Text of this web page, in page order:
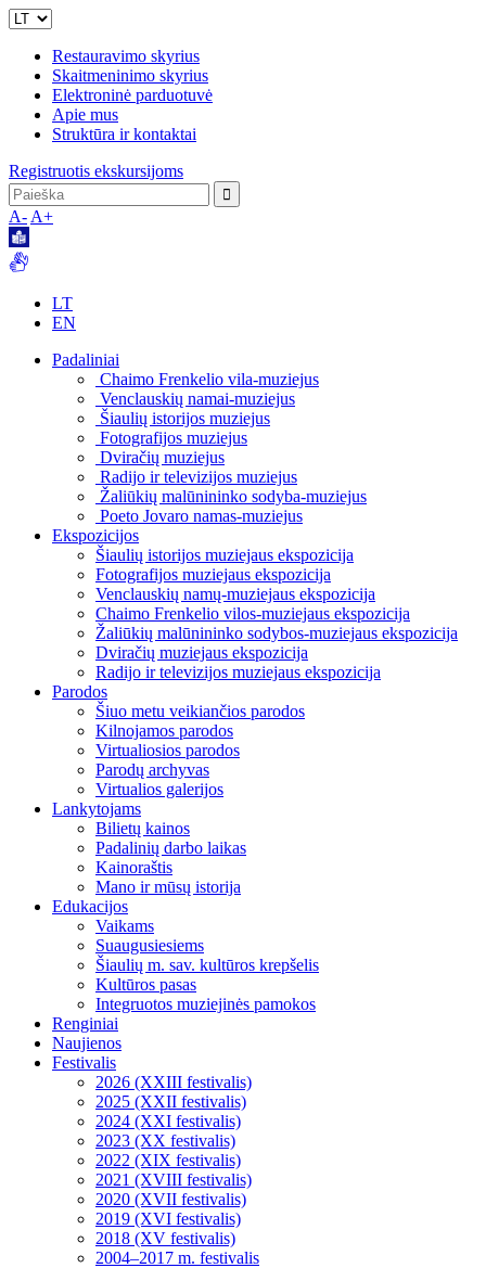
Restauravimo skyrius
Skaitmeninimo skyrius
Elektroninė parduotuvė
Apie mus
Struktūra ir kontaktai
Registruotis ekskursijoms
A- A+
LT
EN
Padaliniai
Chaimo Frenkelio vila-muziejus
Venclauskių namai-muziejus
Šiaulių istorijos muziejus
Fotografijos muziejus
Dviračių muziejus
Radijo ir televizijos muziejus
Žaliūkių malūnininko sodyba-muziejus
Poeto Jovaro namas-muziejus
Ekspozicijos
Šiaulių istorijos muziejaus ekspozicija
Fotografijos muziejaus ekspozicija
Venclauskių namų-muziejaus ekspozicija
Chaimo Frenkelio vilos-muziejaus ekspozicija
Žaliūkių malūnininko sodybos-muziejaus ekspozicija
Dviračių muziejaus ekspozicija
Radijo ir televizijos muziejaus ekspozicija
Parodos
Šiuo metu veikiančios parodos
Kilnojamos parodos
Virtualiosios parodos
Parodų archyvas
Virtualios galerijos
Lankytojams
Bilietų kainos
Padalinių darbo laikas
Kainoraštis
Mano ir mūsų istorija
Edukacijos
Vaikams
Suaugusiesiems
Šiaulių m. sav. kultūros krepšelis
Kultūros pasas
Integruotos muziejinės pamokos
Renginiai
Naujienos
Festivalis
2026 (XXIII festivalis)
2025 (XXII festivalis)
2024 (XXI festivalis)
2023 (XX festivalis)
2022 (XIX festivalis)
2021 (XVIII festivalis)
2020 (XVII festivalis)
2019 (XVI festivalis)
2018 (XV festivalis)
2004–2017 m. festivalis